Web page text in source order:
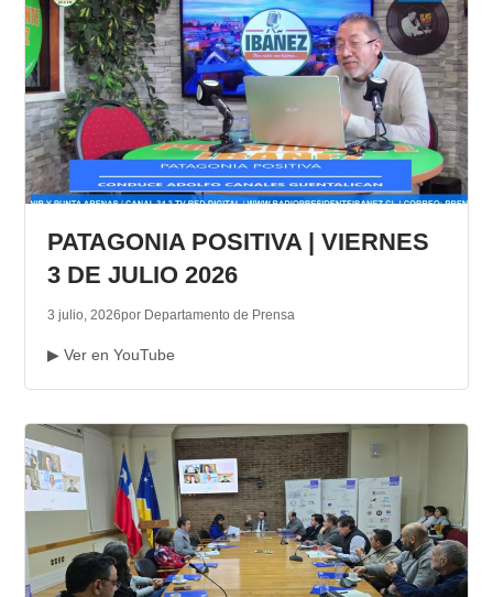
AUDIOS
VIDEOS
GALERIA DE FOTOS
APP MÓVIL
PATAGONIA POSITIVA | VIERNES
3 DE JULIO 2026
3 julio, 2026por Departamento de Prensa
▶ Ver en YouTube